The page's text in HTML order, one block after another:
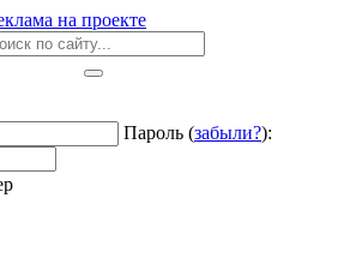
на проекте
Пароль (забыли?):